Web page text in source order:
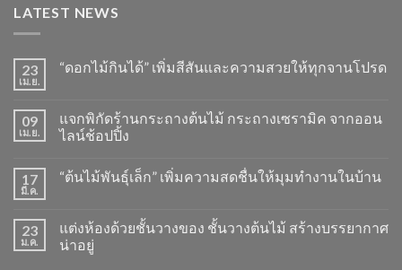
LATEST NEWS
23
เม.ย.
“ดอกไม้กินได้” เพิ่มสีสันและความสวยให้ทุกจานโปรด
09
เม.ย.
แจกพิกัดร้านกระถางต้นไม้ กระถางเซรามิค จากออน
ไลน์ช้อปปิ้ง
17
มี.ค.
“ต้นไม้พันธุ์เล็ก” เพิ่มความสดชื่นให้มุมทำงานในบ้าน
23
ม.ค.
แต่งห้องด้วยชั้นวางของ ชั้นวางต้นไม้ สร้างบรรยากาศ
น่าอยู่